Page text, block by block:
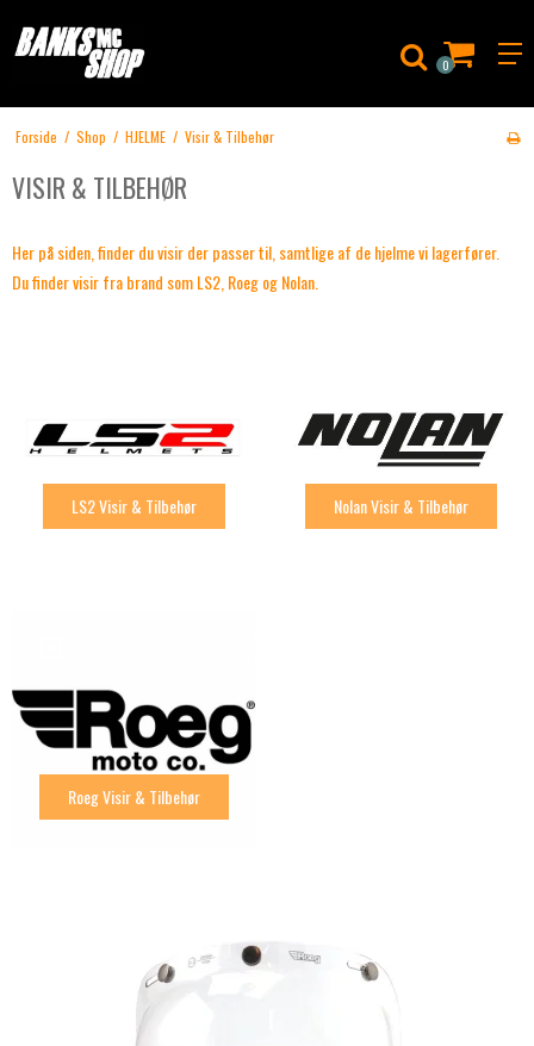
0
Forside / Shop / HJELME / Visir & Tilbehør
VISIR & TILBEHØR
Her på siden, finder du visir der passer til, samtlige af de hjelme vi lagerfører.
Du finder visir fra brand som LS2, Roeg og Nolan.
LS2 Visir & Tilbehør Nolan Visir & Tilbehør
Roeg Visir & Tilbehør